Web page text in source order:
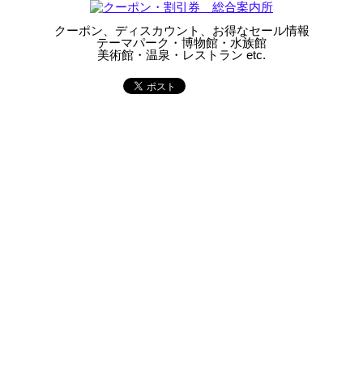
クーポン、ディスカウント、お得なセール情報
テーマパーク・博物館・水族館
美術館・温泉・レストラン etc.